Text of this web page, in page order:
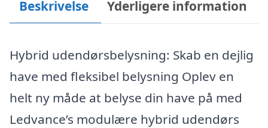
Beskrivelse Yderligere information
Hybrid udendørsbelysning: Skab en dejlig
have med fleksibel belysning Oplev en
helt ny måde at belyse din have på med
Ledvance’s modulære hybrid udendørs